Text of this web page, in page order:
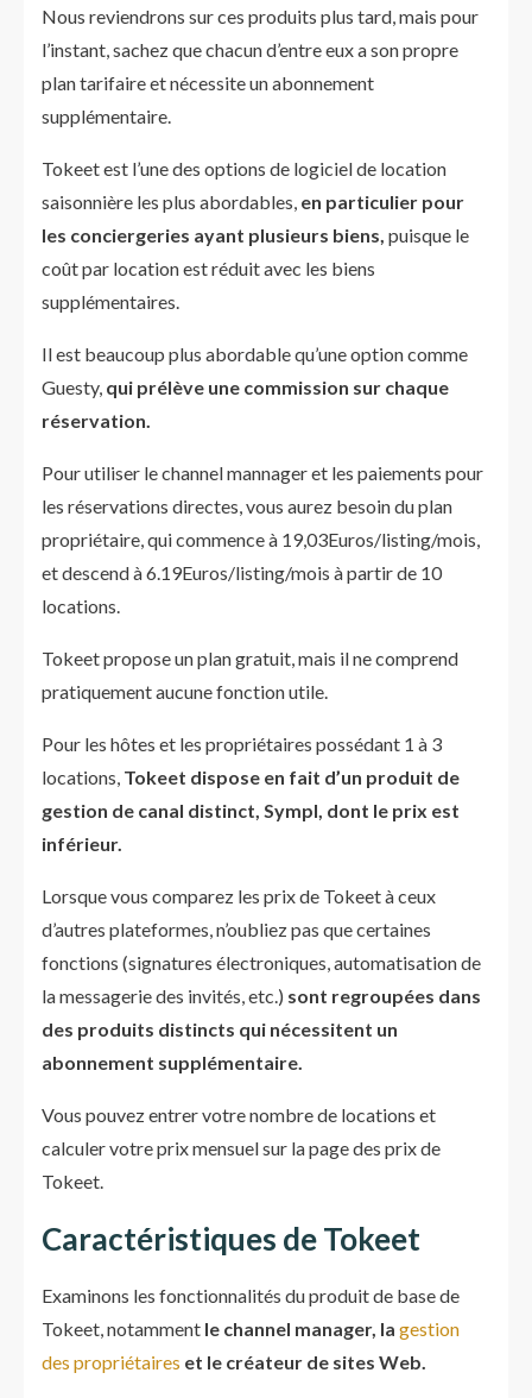
Nous reviendrons sur ces produits plus tard, mais pour
l’instant, sachez que chacun d’entre eux a son propre
plan tarifaire et nécessite un abonnement
supplémentaire.
Tokeet est l’une des options de logiciel de location
saisonnière les plus abordables, en particulier pour
les conciergeries ayant plusieurs biens, puisque le
coût par location est réduit avec les biens
supplémentaires.
Il est beaucoup plus abordable qu’une option comme
Guesty, qui prélève une commission sur chaque
réservation.
Pour utiliser le channel mannager et les paiements pour
les réservations directes, vous aurez besoin du plan
propriétaire, qui commence à 19,03Euros/listing/mois,
et descend à 6.19Euros/listing/mois à partir de 10
locations.
Tokeet propose un plan gratuit, mais il ne comprend
pratiquement aucune fonction utile.
Pour les hôtes et les propriétaires possédant 1 à 3
locations, Tokeet dispose en fait d’un produit de
gestion de canal distinct, Sympl, dont le prix est
inférieur.
Lorsque vous comparez les prix de Tokeet à ceux
d’autres plateformes, n’oubliez pas que certaines
fonctions (signatures électroniques, automatisation de
la messagerie des invités, etc.) sont regroupées dans
des produits distincts qui nécessitent un
abonnement supplémentaire.
Vous pouvez entrer votre nombre de locations et
calculer votre prix mensuel sur la page des prix de
Tokeet.
Caractéristiques de Tokeet
Examinons les fonctionnalités du produit de base de
Tokeet, notamment le channel manager, la gestion
des propriétaires et le créateur de sites Web.